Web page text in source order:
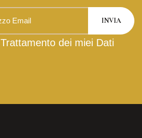
Trattamento dei miei Dati